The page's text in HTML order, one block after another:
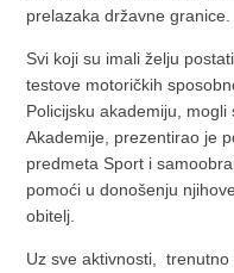
prelazaka državne granice.
Svi koji su imali želju
testove motoričkih
Policijsku akademiju,
Akademije, prezentirao je
predmeta Sport i
pomoći u donošenju
obitelj.
Uz sve aktivnosti, trenutno